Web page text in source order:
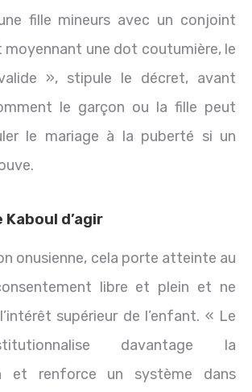
fille mineurs avec un conjoint
une dot coutumière, le
», stipule le décret, avant
le garçon ou la fille peut
le mariage à la puberté si un
Kaboul d’agir
onusienne, cela porte atteinte au
libre et plein et ne
supérieur de l’enfant. « Le
davantage la
et renforce un système dans